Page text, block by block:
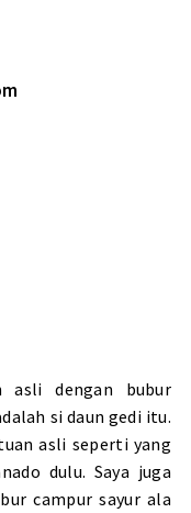
asli dengan bubur
si daun gedi itu.
asli seperti yang
dulu. Saya juga
campur sayur ala